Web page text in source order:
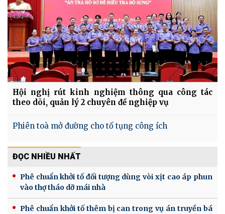
Hội nghị rút kinh nghiệm thông qua công tác
theo dõi, quản lý 2 chuyên đề nghiệp vụ
Phiên toà mở đường cho tố tụng công ích
ĐỌC NHIỀU NHẤT
Phê chuẩn khởi tố đối tượng dùng vòi xịt cao áp phun
vào thợ tháo dỡ mái nhà
Phê chuẩn khởi tố thêm bị can trong vụ án truyền bá